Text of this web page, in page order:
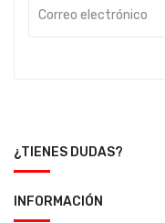
¿TIENES DUDAS?
INFORMACIÓN